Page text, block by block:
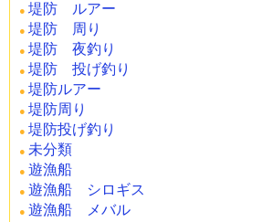
堤防 ルアー
堤防 周り
堤防 夜釣り
堤防 投げ釣り
堤防ルアー
堤防周り
堤防投げ釣り
未分類
遊漁船
遊漁船 シロギス
遊漁船 メバル